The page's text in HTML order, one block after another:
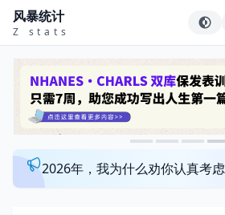
风暴统计
Z stats